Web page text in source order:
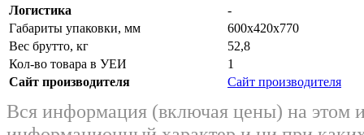
Логистика
-
Габариты упаковки, мм
600х420х770
Вес брутто, кг
52,8
Кол-во товара в УЕИ
1
Сайт производителя
Сайт производителя
Вся информация (включая цены) на этом